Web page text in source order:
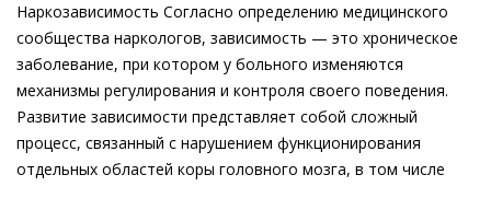
Наркозависимость Согласно определению медицинского
сообщества наркологов, зависимость — это хроническое
заболевание, при котором у больного изменяются
механизмы регулирования и контроля своего поведения.
Развитие зависимости представляет собой сложный
процесс, связанный с нарушением функционирования
отдельных областей коры головного мозга, в том числе